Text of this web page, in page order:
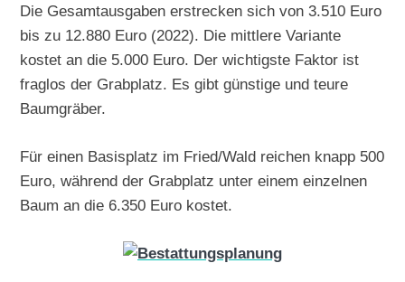
Die Gesamtausgaben erstrecken sich von 3.510 Euro
bis zu 12.880 Euro (2022). Die mittlere Variante
kostet an die 5.000 Euro. Der wichtigste Faktor ist
fraglos der Grabplatz. Es gibt günstige und teure
Baumgräber.
Für einen Basisplatz im Fried/Wald reichen knapp 500
Euro, während der Grabplatz unter einem einzelnen
Baum an die 6.350 Euro kostet.